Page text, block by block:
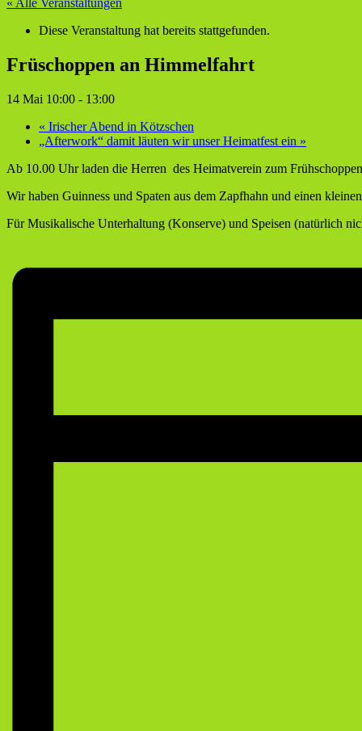
« Alle Veranstaltungen
Diese Veranstaltung hat bereits stattgefunden.
Früschoppen an Himmelfahrt
14 Mai 10:00 - 13:00
« Irischer Abend in Kötzschen
„Afterwork“ damit läuten wir unser Heimatfest ein »
Ab 10.00 Uhr laden die Herren des Heimatverein zum
Wir haben Guinness und Spaten aus dem Zapfhahn und einen
Für Musikalische Unterhaltung (Konserve) und Speisen (natürlich